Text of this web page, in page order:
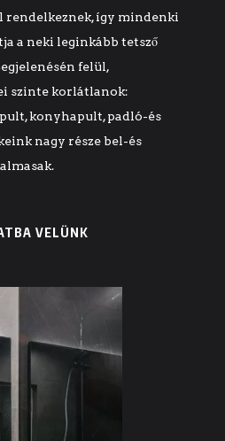
rendelkeznek, így mindenki
a neki leginkább tetsző
felül,
szinte korlátlanok:
konyhapult, padló-és
nagy része bel-és
VELÜNK